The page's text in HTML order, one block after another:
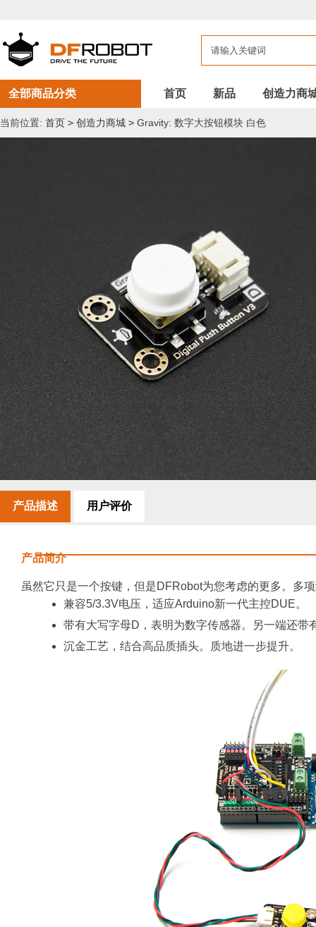
全部商品分类 首页 新品 创造力商
当前位置: 首页 > 创造力商城 > Gravity: 数字大按钮模块 白色
产品描述 用户评价
产品简介
虽然它只是一个按键，但是DFRobot为您考虑的更多。多
兼容5/3.3V电压，适应Arduino新一代主控DUE。
带有大写字母D，表明为数字传感器。另一端还带
沉金工艺，结合高品质插头。质地进一步提升。